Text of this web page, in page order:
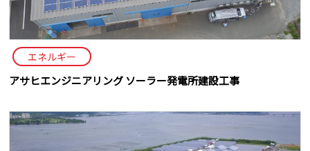
エネルギー
アサヒエンジニアリング ソーラー発電所建設工事